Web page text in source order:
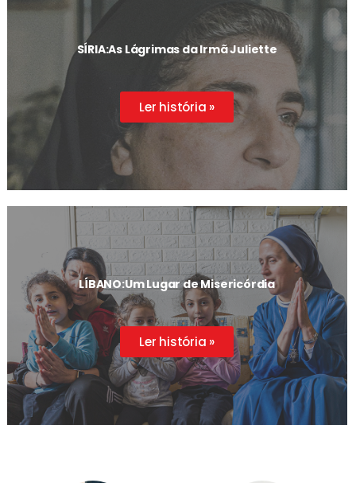
SÍRIA:As Lágrimas da Irmã Juliette
Ler história »
LÍBANO:Um Lugar de Misericórdia
Ler história »